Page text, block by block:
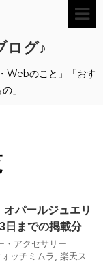
ログ♪
Webのこと」「おす
」
オパールジュエリ
日までの掲載分
・アクセサリー
ッチミムラ
楽天ス